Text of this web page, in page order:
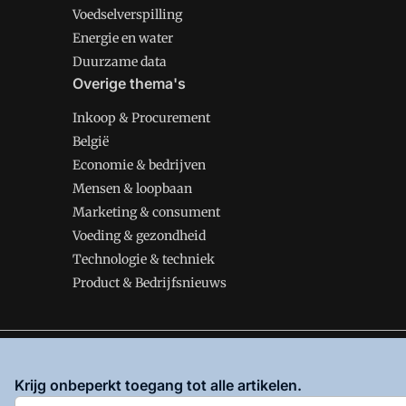
Voedselverspilling
Energie en water
Duurzame data
Overige thema's
Inkoop & Procurement
België
Economie & bedrijven
Mensen & loopbaan
Marketing & consument
Voeding & gezondheid
Technologie & techniek
Product & Bedrijfsnieuws
enPrivacy en Cookie beleid |Privacy instellingen
Krijg onbeperkt toegang tot alle artikelen.